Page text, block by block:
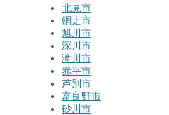
北見市
網走市
旭川市
深川市
滝川市
赤平市
芦別市
富良野市
砂川市